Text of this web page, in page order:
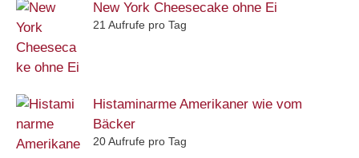
New York Cheesecake ohne Ei
21 Aufrufe pro Tag
Histaminarme Amerikaner wie vom
Bäcker
20 Aufrufe pro Tag